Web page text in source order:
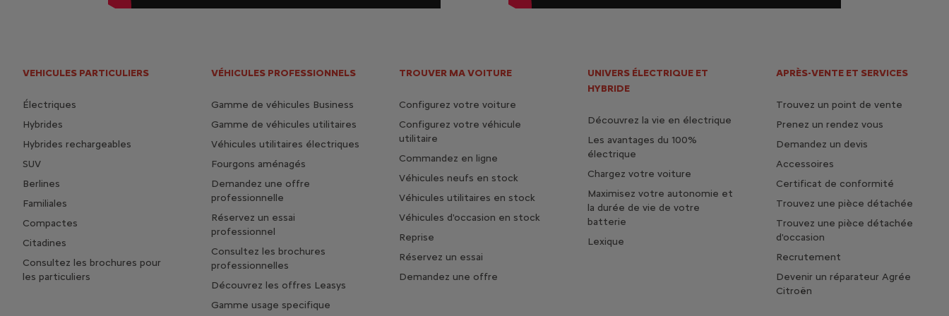
VEHICULES PARTICULIERS
Électriques
Hybrides
Hybrides rechargeables
SUV
Berlines
Familiales
Compactes
Citadines
Consultez les brochures pour
les particuliers
VÉHICULES PROFESSIONNELS
Gamme de véhicules Business
Gamme de véhicules utilitaires
Véhicules utilitaires électriques
Fourgons aménagés
Demandez une offre
professionnelle
Réservez un essai
professionnel
Consultez les brochures
professionnelles
Découvrez les offres Leasys
Gamme usage specifique
TROUVER MA VOITURE
Configurez votre voiture
Configurez votre véhicule
utilitaire
Commandez en ligne
Véhicules neufs en stock
Véhicules utilitaires en stock
Véhicules d'occasion en stock
Reprise
Réservez un essai
Demandez une offre
UNIVERS ÉLECTRIQUE ET
HYBRIDE
Découvrez la vie en électrique
Les avantages du 100%
électrique
Chargez votre voiture
Maximisez votre autonomie et
la durée de vie de votre
batterie
Lexique
APRÈS-VENTE ET SERVICES
Trouvez un point de vente
Prenez un rendez vous
Demandez un devis
Accessoires
Certificat de conformité
Trouvez une pièce détachée
Trouvez une pièce détachée
d'occasion
Recrutement
Devenir un réparateur Agrée
Citroën